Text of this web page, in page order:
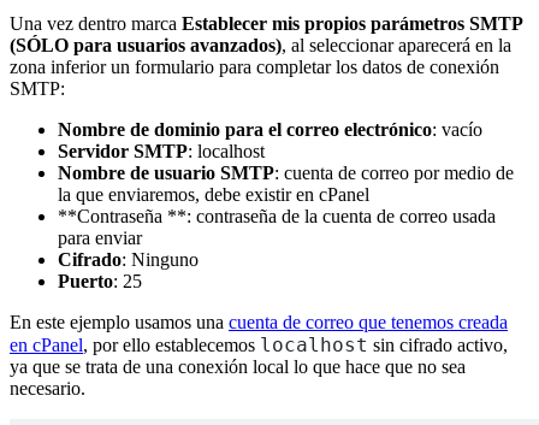
Una vez dentro marca Establecer mis propios parámetros SMTP
(SÓLO para usuarios avanzados), al seleccionar aparecerá en la
zona inferior un formulario para completar los datos de conexión
SMTP:
Nombre de dominio para el correo electrónico: vacío
Servidor SMTP: localhost
Nombre de usuario SMTP: cuenta de correo por medio de
la que enviaremos, debe existir en cPanel
**Contraseña **: contraseña de la cuenta de correo usada
para enviar
Cifrado: Ninguno
Puerto: 25
En este ejemplo usamos una cuenta de correo que tenemos creada
en cPanel, por ello establecemos localhost sin cifrado activo,
ya que se trata de una conexión local lo que hace que no sea
necesario.